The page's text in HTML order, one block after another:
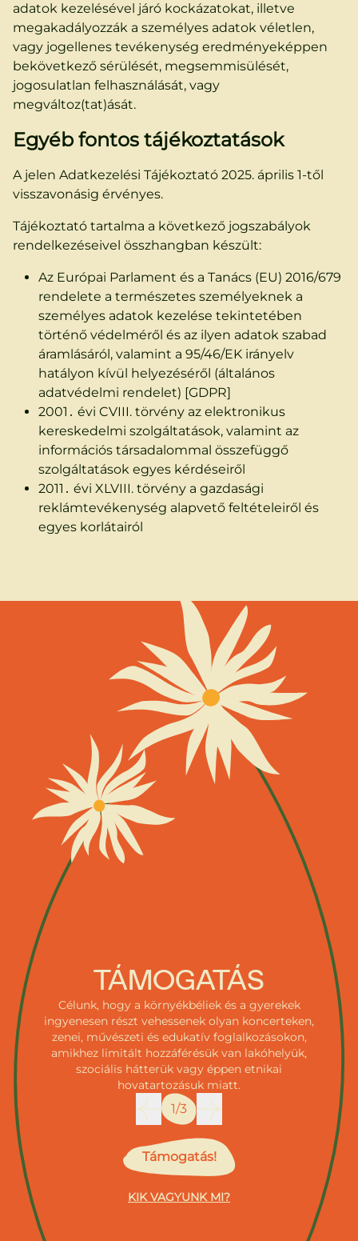
adatok kezelésével járó kockázatokat, illetve
megakadályozzák a személyes adatok véletlen,
vagy jogellenes tevékenység eredményeképpen
bekövetkező sérülését, megsemmisülését,
jogosulatlan felhasználását, vagy
megváltoz(tat)ását.
Egyéb fontos tájékoztatások
A jelen Adatkezelési Tájékoztató 2025. április 1-től
visszavonásig érvényes.
Tájékoztató tartalma a következő jogszabályok
rendelkezéseivel összhangban készült:
Az Európai Parlament és a Tanács (EU) 2016/679
rendelete a természetes személyeknek a
személyes adatok kezelése tekintetében
történő védelméről és az ilyen adatok szabad
áramlásáról, valamint a 95/46/EK irányelv
hatályon kívül helyezéséről (általános
adatvédelmi rendelet) [GDPR]
2001․ évi CVIII. törvény az elektronikus
kereskedelmi szolgáltatások, valamint az
információs társadalommal összefüggő
szolgáltatások egyes kérdéseiről
2011․ évi XLVIII. törvény a gazdasági
reklámtevékenység alapvető feltételeiről és
egyes korlátairól
TÁMOGATÁS
Célunk, hogy a környékbéliek és a gyerekek
ingyenesen részt vehessenek olyan koncerteken,
zenei, művészeti és edukatív foglalkozásokon,
amikhez limitált hozzáférésük van lakóhelyük,
szociális hátterük vagy éppen etnikai
hovatartozásuk miatt.
1/3
Támogatás!
KIK VAGYUNK MI?